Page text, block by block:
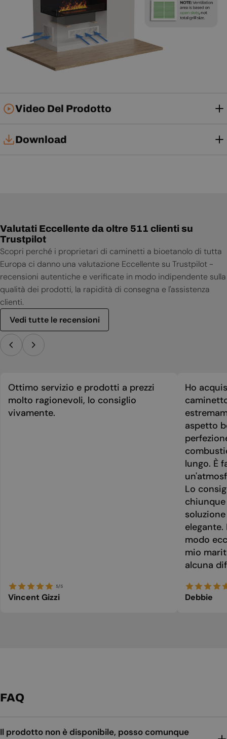
Video Del Prodotto
Download
Valutati Eccellente da oltre 511 clienti su
Trustpilot
Scopri perché i proprietari di caminetti a bioetanolo di tutta
Europa ci danno una valutazione Eccellente su Trustpilot -
recensioni autentiche e verificate in modo indipendente sulla
qualità dei prodotti, la rapidità di consegna e l'assistenza
clienti.
Vedi tutte le recensioni
Ottimo servizio e prodotti a prezzi
molto ragionevoli, lo consiglio
vivamente.
5/5
Vincent Gizzi
Ho
aspetto
lungo. È
Lo
modo
mio
alcuna
Debbie
FAQ
Il prodotto non è disponibile, posso comunque